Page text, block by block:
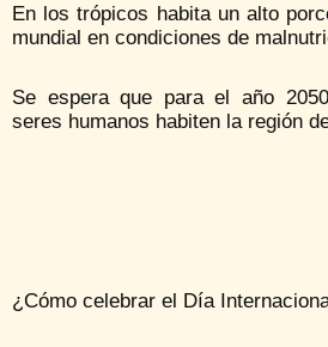
En los trópicos habita un alto
mundial en condiciones de
Se espera que para el año
seres humanos habiten la región
¿Cómo celebrar el Día